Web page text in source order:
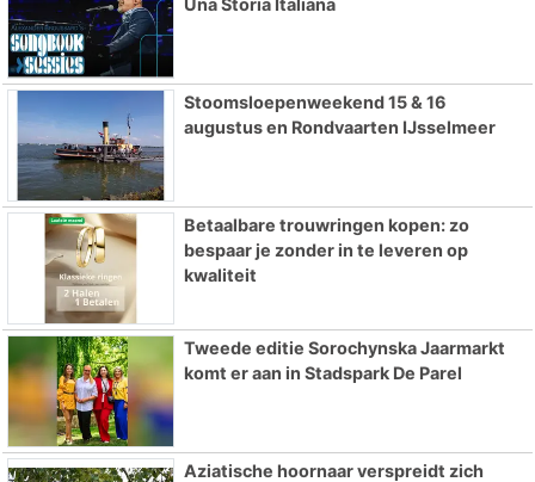
Una Storia Italiana
Stoomsloepenweekend 15 & 16
augustus en Rondvaarten IJsselmeer
Betaalbare trouwringen kopen: zo
bespaar je zonder in te leveren op
kwaliteit
Tweede editie Sorochynska Jaarmarkt
komt er aan in Stadspark De Parel
Aziatische hoornaar verspreidt zich